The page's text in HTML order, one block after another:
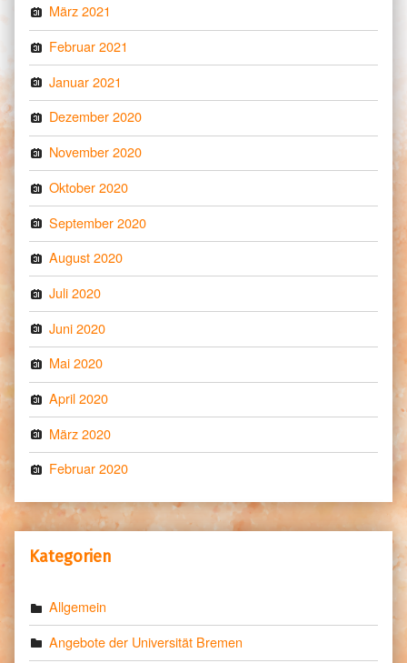
März 2021
Februar 2021
Januar 2021
Dezember 2020
November 2020
Oktober 2020
September 2020
August 2020
Juli 2020
Juni 2020
Mai 2020
April 2020
März 2020
Februar 2020
Kategorien
Allgemein
Angebote der Universität Bremen